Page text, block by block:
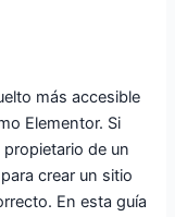
más accesible
Elementor. Si
de un
crear un sitio
En esta guía